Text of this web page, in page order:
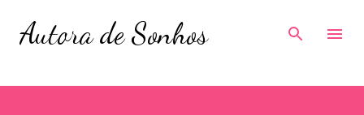
Avançar para o conteúdo principal
Autora de Sonhos